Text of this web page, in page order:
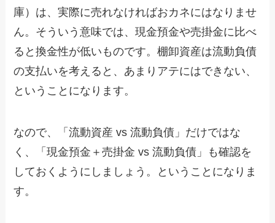
庫）は、実際に売れなければおカネにはなりませ
ん。そういう意味では、現金預金や売掛金に比べ
ると換金性が低いものです。棚卸資産は流動負債
の支払いを考えると、あまりアテにはできない、
ということになります。
なので、「流動資産 vs 流動負債」だけではな
く、「現金預金＋売掛金 vs 流動負債」も確認を
しておくようにしましょう。ということになりま
す。